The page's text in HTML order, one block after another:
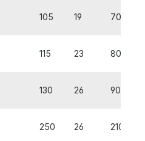
105 19 70
115 23 80
130 26 90
250 26 210